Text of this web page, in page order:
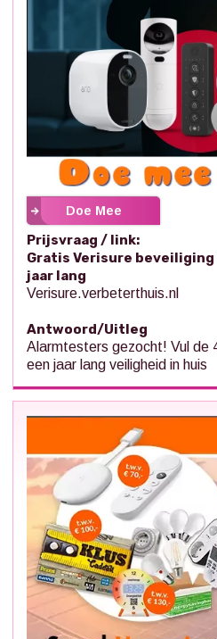
Doe Mee
Prijsvraag / link:
Gratis Verisure
jaar lang
Verisure.verbeterthuis.nl
Antwoord/Uitleg
Alarmtesters gezocht! Vul de
een jaar lang veiligheid in huis